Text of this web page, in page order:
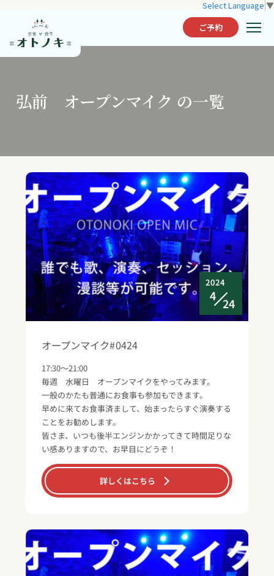
Select Language ▼
ご予約
弘前 オープンマイク の一覧
2024
4
24
オープンマイク#0424
17:30～21:00
毎週 水曜日 オープンマイクをやってみます。
一般のかたも普通にお食事も参加もできます。
早めに来てお食事済まして、始まったらすぐ演奏する
ことをお勧めします。
皆さま、いつも後半エンジンかかってきて時間足りな
い感ありますので、お早目にどうぞ！
詳しくはこちら